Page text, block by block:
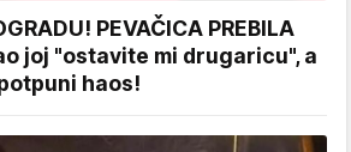
PEVAČICA PREBILA
joj "ostavite mi drugaricu", a
haos!